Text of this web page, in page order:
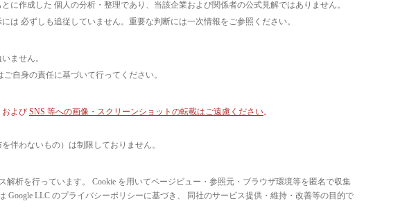
に作成した 個人の分析・整理であり、当該企業および関係者の公式見解ではありません。
は 必ずしも追従していません。重要な判断には一次情報をご参照ください。
ません。
自身の責任に基づいて行ってください。
および SNS 等への画像・スクリーンショットの転載はご遠慮ください。
伴わないもの）は制限しておりません。
解析を行っています。 Cookie を用いてページビュー・参照元・ブラウザ環境等を匿名で収集
Google LLC のプライバシーポリシーに基づき、 同社のサービス提供・維持・改善等の目的で